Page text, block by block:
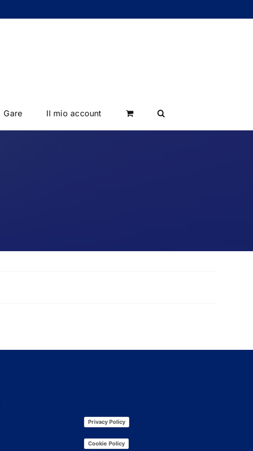
Gare Il mio account
Privacy Policy
Cookie Policy